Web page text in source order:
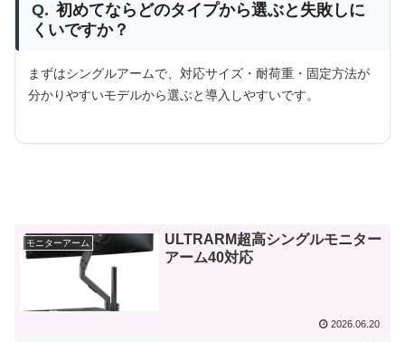
Q. 初めてならどのタイプから選ぶと失敗しに
くいですか？
まずはシングルアームで、対応サイズ・耐荷重・固定方法が
分かりやすいモデルから選ぶと導入しやすいです。
モニターアーム
ULTRARM超高シングルモニター
アーム40対応
2026.06.20